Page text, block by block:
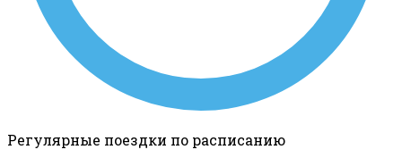
Регулярные поездки по расписанию